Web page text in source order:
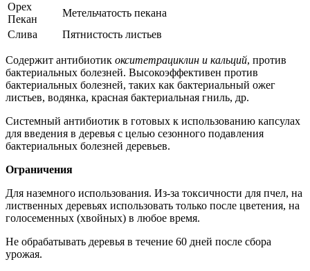
Орех
Пекан
Метельчатость пекана
Слива
Пятнистость листьев
Содержит антибиотик окситетрациклин и кальций, против
бактериальных болезней. Высокоэффективен против
бактериальных болезней, таких как бактериальный ожег
листьев, водянка, красная бактериальная гниль, др.
Системный антибиотик в готовых к использованию капсулах
для введения в деревья с целью сезонного подавления
бактериальных болезней деревьев.
Ограничения
Для наземного использования. Из-за токсичности для пчел, на
лиственных деревьях использовать только после цветения, на
голосеменных (хвойных) в любое время.
Не обрабатывать деревья в течение 60 дней после сбора
урожая.